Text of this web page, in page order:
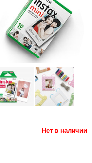
Нет в наличии